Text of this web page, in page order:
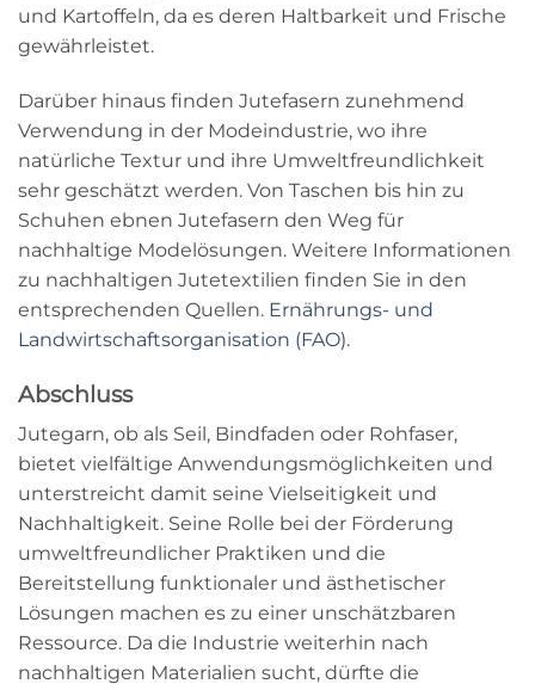
und Kartoffeln, da es deren Haltbarkeit und Frische
gewährleistet.
Darüber hinaus finden Jutefasern zunehmend
Verwendung in der Modeindustrie, wo ihre
natürliche Textur und ihre Umweltfreundlichkeit
sehr geschätzt werden. Von Taschen bis hin zu
Schuhen ebnen Jutefasern den Weg für
nachhaltige Modelösungen. Weitere Informationen
zu nachhaltigen Jutetextilien finden Sie in den
entsprechenden Quellen. Ernährungs- und
Landwirtschaftsorganisation (FAO).
Abschluss
Jutegarn, ob als Seil, Bindfaden oder Rohfaser,
bietet vielfältige Anwendungsmöglichkeiten und
unterstreicht damit seine Vielseitigkeit und
Nachhaltigkeit. Seine Rolle bei der Förderung
umweltfreundlicher Praktiken und die
Bereitstellung funktionaler und ästhetischer
Lösungen machen es zu einer unschätzbaren
Ressource. Da die Industrie weiterhin nach
nachhaltigen Materialien sucht, dürfte die